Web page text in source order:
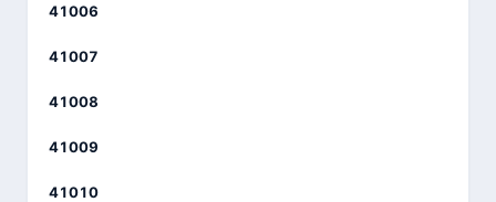
41006
41007
41008
41009
41010